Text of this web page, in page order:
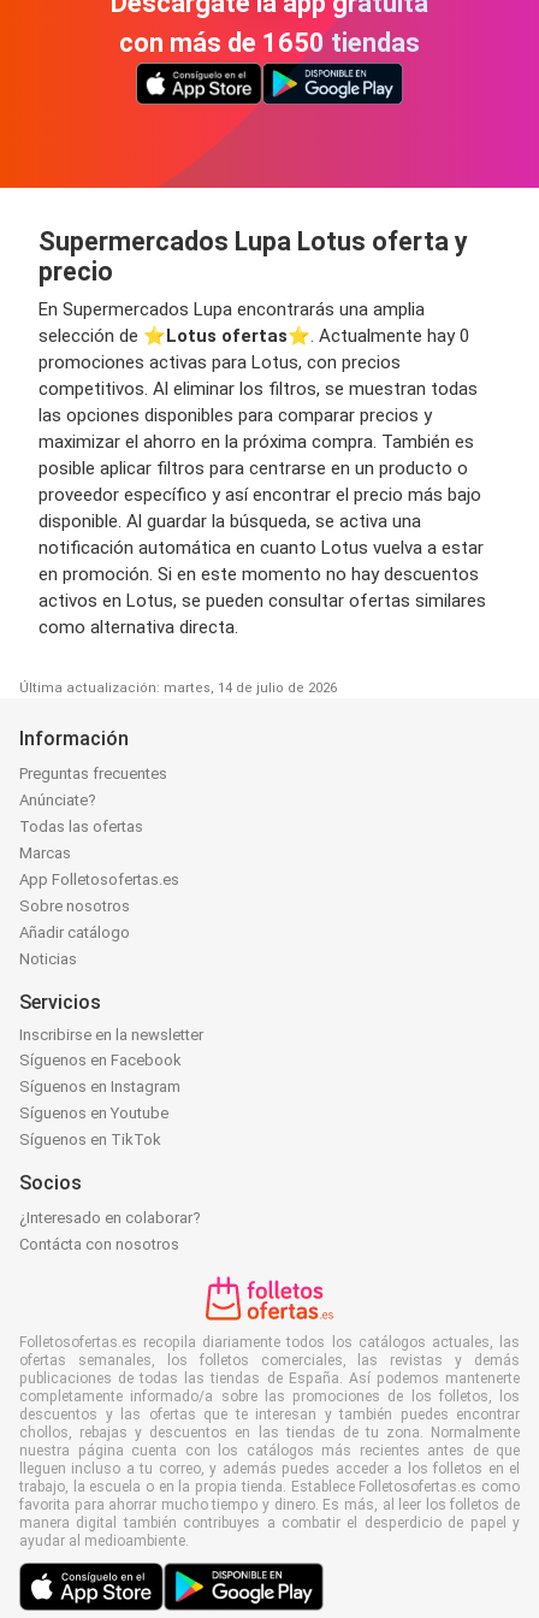
con más de 1650 tiendas
Supermercados Lupa Lotus oferta y
precio
En Supermercados Lupa encontrarás una amplia
selección de ⭐️Lotus ofertas⭐️. Actualmente hay 0
promociones activas para Lotus, con precios
competitivos. Al eliminar los filtros, se muestran todas
las opciones disponibles para comparar precios y
maximizar el ahorro en la próxima compra. También es
posible aplicar filtros para centrarse en un producto o
proveedor específico y así encontrar el precio más bajo
disponible. Al guardar la búsqueda, se activa una
notificación automática en cuanto Lotus vuelva a estar
en promoción. Si en este momento no hay descuentos
activos en Lotus, se pueden consultar ofertas similares
como alternativa directa.
Última actualización: martes, 14 de julio de 2026
Información
Preguntas frecuentes
Anúnciate?
Todas las ofertas
Marcas
App Folletosofertas.es
Sobre nosotros
Añadir catálogo
Noticias
Servicios
Inscribirse en la newsletter
Síguenos en Facebook
Síguenos en Instagram
Síguenos en Youtube
Síguenos en TikTok
Socios
¿Interesado en colaborar?
Contácta con nosotros
Folletosofertas.es recopila diariamente todos los catálogos actuales, las
ofertas semanales, los folletos comerciales, las revistas y demás
publicaciones de todas las tiendas de España. Así podemos mantenerte
completamente informado/a sobre las promociones de los folletos, los
descuentos y las ofertas que te interesan y también puedes encontrar
chollos, rebajas y descuentos en las tiendas de tu zona. Normalmente
nuestra página cuenta con los catálogos más recientes antes de que
lleguen incluso a tu correo, y además puedes acceder a los folletos en el
trabajo, la escuela o en la propia tienda. Establece Folletosofertas.es como
favorita para ahorrar mucho tiempo y dinero. Es más, al leer los folletos de
manera digital también contribuyes a combatir el desperdicio de papel y
ayudar al medioambiente.